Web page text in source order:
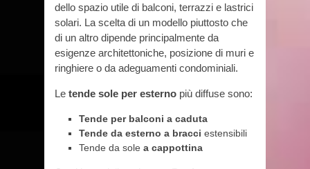
dello spazio utile di balconi, terrazzi e lastrici
solari. La scelta di un modello piuttosto che
di un altro dipende principalmente da
esigenze architettoniche, posizione di muri e
ringhiere o da adeguamenti condominiali.
Le tende sole per esterno più diffuse sono:
Tende per balconi a caduta
Tende da esterno a bracci estensibili
Tende da sole a cappottina